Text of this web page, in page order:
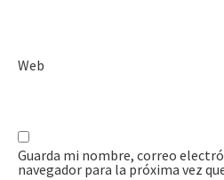
Web
Guarda mi nombre, correo
navegador para la próxima vez